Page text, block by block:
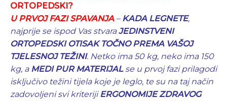
ORTOPEDSKI?
U PRVOJ FAZI SPAVANJA– KADA LEGNETE,
najprije se ispod Vas stvaraJEDINSTVENI
ORTOPEDSKI OTISAK TOČNO PREMA VAŠOJ
TJELESNOJ TEŽINI. Netko ima 50 kg, neko ima 150
kg, a MEDI PUR MATERIJALse u prvoj fazi prilagodi
isključivo težini tijela koje je leglo, te su na taj način
zadovoljeni svi kriteriji ERGONOMIJE ZDRAVOG